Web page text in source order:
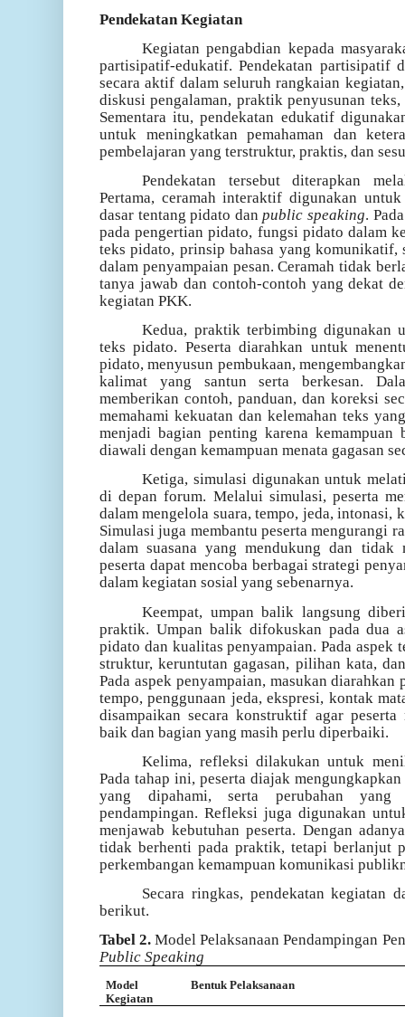
Pendekatan Kegiatan
Kegiatan pengabdian kepada
partisipatif-edukatif. Pendekatan partisipatif
secara aktif dalam seluruh rangkaian
diskusi pengalaman, praktik penyusunan
Sementara itu, pendekatan edukatif
untuk meningkatkan pemahaman dan
pembelajaran yang terstruktur, praktis, dan
Pendekatan tersebut diterapkan
Pertama, ceramah interaktif digunakan
dasar tentang pidato danpublic speaking.
pada pengertian pidato, fungsi pidato dalam
teks pidato, prinsip bahasa yang komunikatif,
dalam penyampaian pesan. Ceramah tidak
tanya jawab dan contoh-contoh yang dekat
kegiatan PKK.
Kedua, praktik terbimbing digunakan
teks pidato. Peserta diarahkan untuk
pidato, menyusun pembukaan,
kalimat yang santun serta berkesan.
memberikan contoh, panduan, dan koreksi
memahami kekuatan dan kelemahan teks
menjadi bagian penting karena
diawali dengan kemampuan menata gagasan
Ketiga, simulasi digunakan untuk
di depan forum. Melalui simulasi, peserta
dalam mengelola suara, tempo, jeda, intonasi,
Simulasi juga membantu peserta mengurangi
dalam suasana yang mendukung dan tidak
peserta dapat mencoba berbagai strategi
dalam kegiatan sosial yang sebenarnya.
Keempat, umpan balik langsung
praktik. Umpan balik difokuskan pada dua
pidato dan kualitas penyampaian. Pada aspek
struktur, keruntutan gagasan, pilihan kata,
Pada aspek penyampaian, masukan diarahkan
tempo, penggunaan jeda, ekspresi, kontak
disampaikan secara konstruktif agar
baik dan bagian yang masih perlu diperbaiki.
Kelima, refleksi dilakukan untuk
Pada tahap ini, peserta diajak
yang dipahami, serta perubahan yang
pendampingan. Refleksi juga digunakan
menjawab kebutuhan peserta. Dengan
tidak berhenti pada praktik, tetapi berlanjut
perkembangan kemampuan komunikasi
Secara ringkas, pendekatan kegiatan
berikut.
Tabel 2.Model Pelaksanaan Pendampingan
Public Speaking
Model
Kegiatan
Bentuk Pelaksanaan